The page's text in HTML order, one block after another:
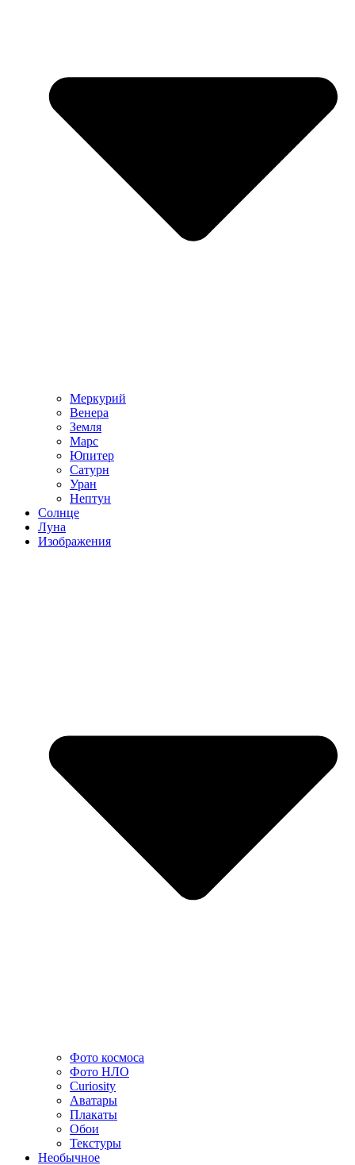
Меркурий
Венера
Земля
Марс
Юпитер
Сатурн
Уран
Нептун
Солнце
Луна
Изображения
Фото космоса
Фото НЛО
Curiosity
Аватары
Плакаты
Обои
Текстуры
Необычное